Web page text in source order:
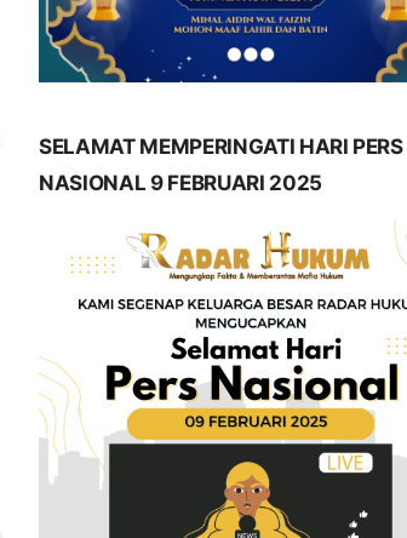
SELAMAT MEMPERINGATI HARI PERS
NASIONAL 9 FEBRUARI 2025